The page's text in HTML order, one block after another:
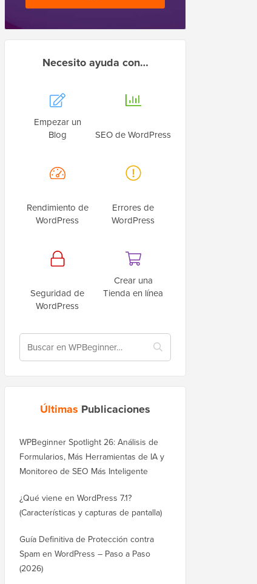
Necesito ayuda con…
Empezar un
Blog
SEO de WordPress
Rendimiento de
WordPress
Errores de
WordPress
Seguridad de
WordPress
Crear una
Tienda en línea
Últimas Publicaciones
WPBeginner Spotlight 26: Análisis de
Formularios, Más Herramientas de IA y
Monitoreo de SEO Más Inteligente
¿Qué viene en WordPress 7.1?
(Características y capturas de pantalla)
Guía Definitiva de Protección contra
Spam en WordPress – Paso a Paso
(2026)